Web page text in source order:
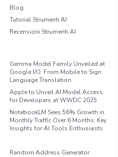
Blog
Tutorial Strumenti AI
Recensioni Strumenti AI
Gemma Model Family Unveiled at
Google I/O: From Mobile to Sign
Language Translation
Apple to Unveil AI Model Access
for Developers at WWDC 2025
NotebookLM Sees 56% Growth in
Monthly Traffic Over 6 Months: Key
Insights for AI Tools Enthusiasts
Random Address Generator